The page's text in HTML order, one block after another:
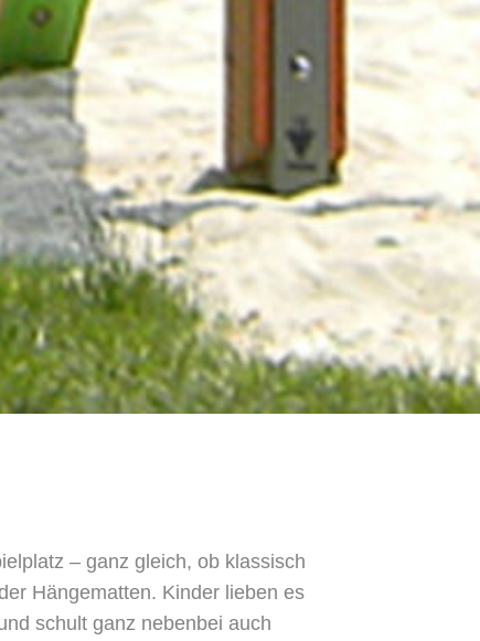
– ganz gleich, ob klassisch
Hängematten. Kinder lieben es
schult ganz nebenbei auch